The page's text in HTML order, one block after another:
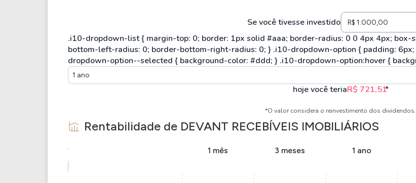
Se você tivesse investido
1 ano
hoje você teriaR$ 721,51*
*O valor considera o reinvestimento dos dividendos.
Rentabilidade de DEVANT RECEBÍVEIS IMOBILIÁRIOS
1 mês 3 meses 1 ano